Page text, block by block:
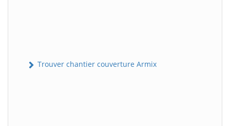
Trouver chantier couverture Armix